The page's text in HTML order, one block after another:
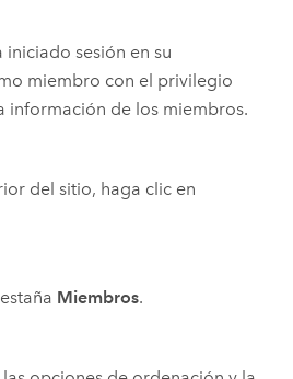
sesión en su
miembro con el privilegio
información de los miembros.
del sitio, haga clic en
Miembros.